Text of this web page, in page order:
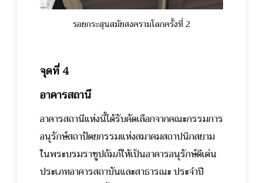
รอยกระสุนสมัยสงครามโลกครั้งที่ 2
จุดที่ 4
อาคารสถานี
อาคารสถานีแห่งนี้ได้รับคัดเลือกจากคณะกรรมการ
อนุรักษ์สถาปัตยกรรมแห่งสมาคมสถาปนิกสยาม
ในพระบรมราชูปถัมภ์ให้เป็นอาคารอนุรักษ์ดีเด่น
ประเภทอาคารสถาบันและสาธารณะ ประจำปี